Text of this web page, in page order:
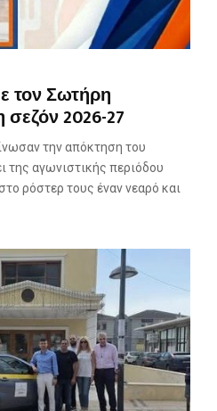
τον Σωτήρη
2026-27
την απόκτηση του
αγωνιστικής περιόδου
ρόστερ τους έναν νεαρό και